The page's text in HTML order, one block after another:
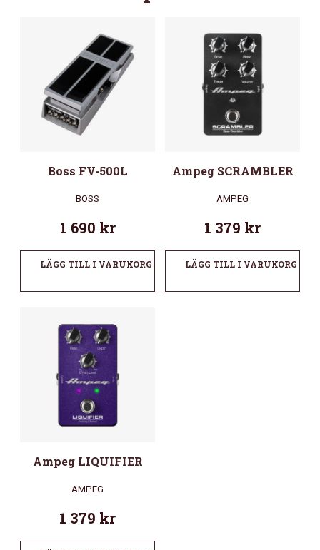
Boss FV-500L
BOSS
1 690 kr
LÄGG TILL I VARUKORG
Ampeg SCRAMBLER
AMPEG
1 379 kr
LÄGG TILL I VARUKORG
Ampeg LIQUIFIER
AMPEG
1 379 kr